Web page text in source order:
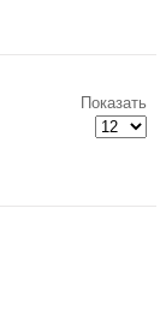
Показать